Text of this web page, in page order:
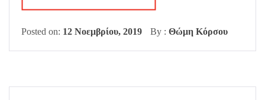
Posted on: 12 Νοεμβρίου, 2019 By : Θώμη Κόρσου